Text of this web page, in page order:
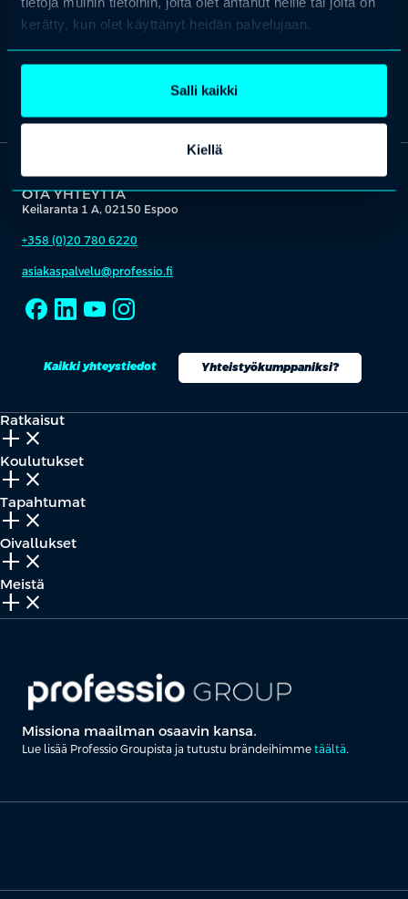
kerätty, kun olet käyttänyt heidän palvelujaan.
Salli kaikki
Kiellä
tuloshakuinen ongelmanratkaisija, joka yhdistää strategisen
näkemyksen ja käytännön toimeenpanon edistääkseen kasvua,
kuin organisaatiotasollakin.
OTA YHTEYTTÄ
Keilaranta 1 A, 02150 Espoo
+358 (0)20 780 6220
asiakaspalvelu@professio.fi
Kaikki yhteystiedot Yhteistyökumppaniksi?
Ratkaisut
add_2 close
Koulutukset
add_2 close
Tapahtumat
add_2 close
Oivallukset
add_2 close
Meistä
add_2 close
Missiona maailman osaavin kansa.
Lue lisää Professio Groupista ja tutustu brändeihimme täältä.